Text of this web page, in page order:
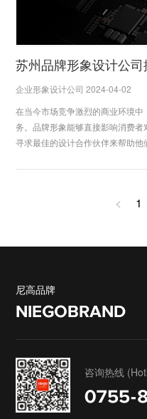
企业形象设计公司 2024-04-02
在当今市场竞争激烈的商业环境
务。品牌形象能够直接影响消费
寻求最佳的设计合作伙伴来帮助
< 1
尼高品牌
NIEGOBRAND
咨询热线
0755-